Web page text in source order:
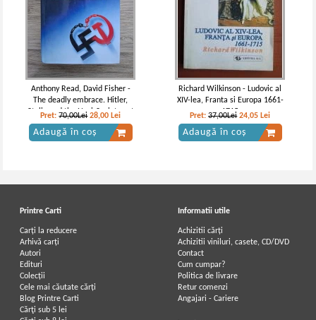
Anthony Read, David Fisher -
The deadly embrace. Hitler,
Stalin and the Nazi-Soviet pact
1939-1941
Pret:70,00Lei 28,00 Lei
Adaugă în coș
Richard Wilkinson - Ludovic al
XIV-lea, Franta si Europa 1661-
1715
Pret:37,00Lei 24,05 Lei
Adaugă în coș
Printre Carti
Carți la reducere
Arhivă carți
Autori
Edituri
Colecții
Cele mai căutate cărți
Blog Printre Carti
Cărţi sub 5 lei
Informatii utile
Achizitii cărți
Achizitii viniluri, casete, CD/DVD
Contact
Cum cumpar?
Politica de livrare
Retur comenzi
Angajari - Cariere